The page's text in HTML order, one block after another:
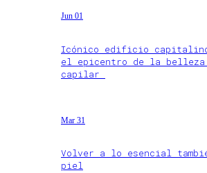
Jun 01
Icónico edificio
el epicentro de la
capilar
Mar 31
Volver a lo esencial
piel